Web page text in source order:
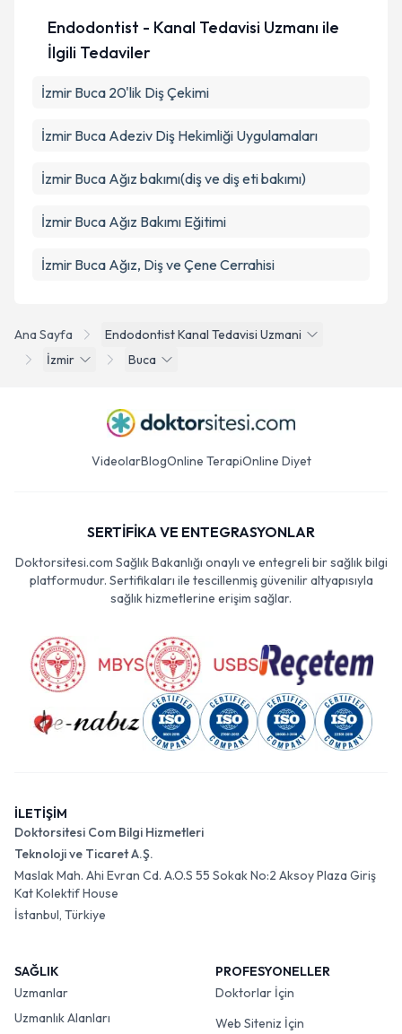
Ana Sayfa
Endodontist Kanal Tedavisi Uzmani
İzmir
Buca
Endodontist - Kanal Tedavisi Uzmanı ile
İlgili Tedaviler
İzmir Buca 20'lik Diş Çekimi
İzmir Buca Adeziv Diş Hekimliği Uygulamaları
İzmir Buca Ağız bakımı(diş ve diş eti bakımı)
İzmir Buca Ağız Bakımı Eğitimi
İzmir Buca Ağız, Diş ve Çene Cerrahisi
VideolarBlogOnline TerapiOnline Diyet
SERTİFİKA VE ENTEGRASYONLAR
Doktorsitesi.com Sağlık Bakanlığı onaylı ve entegreli bir sağlık bilgi
platformudur. Sertifikaları ile tescillenmiş güvenilir altyapısıyla
sağlık hizmetlerine erişim sağlar.
İLETİŞİM
Doktorsitesi Com Bilgi Hizmetleri
Teknoloji ve Ticaret A.Ş.
Maslak Mah. Ahi Evran Cd. A.O.S 55 Sokak No:2 Aksoy Plaza Giriş
Kat Kolektif House
İstanbul, Türkiye
SAĞLIK
Uzmanlar
Uzmanlık Alanları
PROFESYONELLER
Doktorlar İçin
Web Siteniz İçin